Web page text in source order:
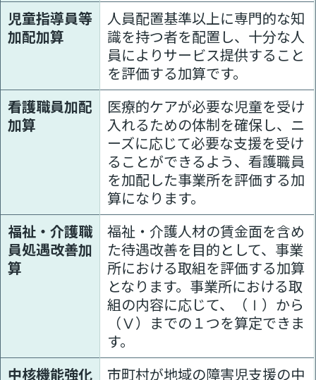
児童指導員等
加配加算
人員配置基準以上に専門的な知
識を持つ者を配置し、十分な人
員によりサービス提供すること
を評価する加算です。
看護職員加配
加算
医療的ケアが必要な児童を受け
入れるための体制を確保し、ニ
ーズに応じて必要な支援を受け
ることができるよう、看護職員
を加配した事業所を評価する加
算になります。
福祉・介護職
員処遇改善加
算
福祉・介護人材の賃金面を含め
た待遇改善を目的として、事業
所における取組を評価する加算
となります。事業所における取
組の内容に応じて、（Ⅰ）から
（Ⅴ）までの１つを算定できま
す。
中核機能強化
市町村が地域の障害児支援の中